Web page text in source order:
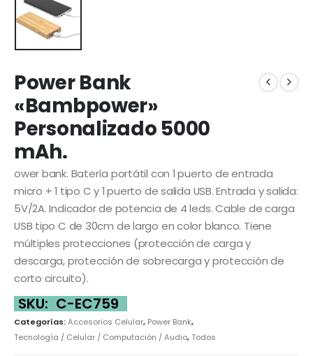
Power Bank
«Bambpower»
Personalizado 5000
mAh.
ower bank. Batería portátil con 1 puerto de entrada
micro + 1 tipo C y 1 puerto de salida USB. Entrada y salida:
5V/2A. Indicador de potencia de 4 leds. Cable de carga
USB tipo C de 30cm de largo en color blanco. Tiene
múltiples protecciones (protección de carga y
descarga, protección de sobrecarga y protección de
corto circuito).
SKU: C-EC759
Categorías:Accesorios Celular, Power Bank,
Tecnología / Celular / Computación / Audio,Todos